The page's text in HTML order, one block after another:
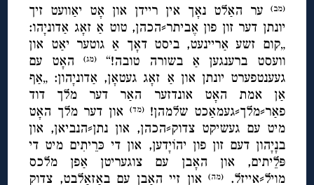
(מב)
ער האַלט נאָך אין ריידן און אָט יאַוועט זיך
יונתן דער זון פון אֶביתר⸗הכהן, טוט אַ זאָג אַדוניָהו:
„קום זשע אַריינעט, ביסט דאָך אַ גוטער יאַט און
וועסט ברענגען אַ בשורה טובה!“(מג)
האָט עם
געענטפערט יונתן און אַ זאָג געטאָן, אַדוניָהון: „אַף
אַן אמת האָט אונדזער האַר דער מלך דוד
פאַר⸗מלך⸗געמאַכט שלמהן!(מד) און דער מלך האָט
מיט עם געשיקט צדוק⸗הכהן, און נתן⸗הנביאן, און
בנָיָהון דעם זון פון יהוֹיָדען, און די כּרֵיתִים מיט די
פּלֵיתים, און האָבן עם צוגעריטן אַפן מלכס
מויל⸗אייזל.
(מה)און זיי האָבן עם באַזאַלבט, צדוק